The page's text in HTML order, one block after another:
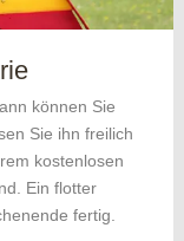
können Sie
Sie ihn freilich
kostenlosen
Ein flotter
fertig.